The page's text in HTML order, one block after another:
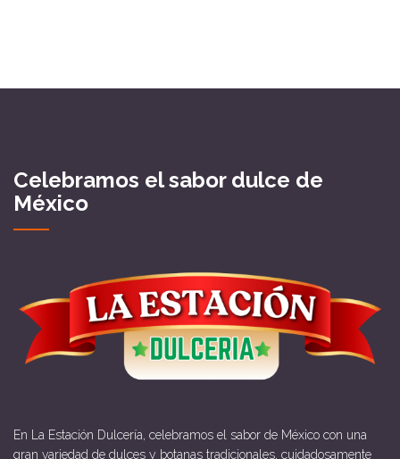
Celebramos el sabor dulce de
México
En La Estación Dulcería, celebramos el sabor de México con una
gran variedad de dulces y botanas tradicionales, cuidadosamente